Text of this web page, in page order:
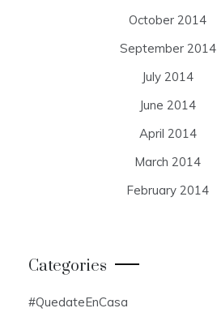
October 2014
September 2014
July 2014
June 2014
April 2014
March 2014
February 2014
Categories
#QuedateEnCasa